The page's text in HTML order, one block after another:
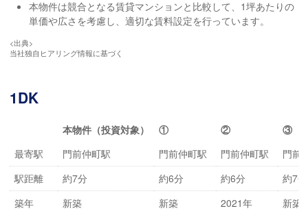
本物件は競合となる賃貸マンションと比較して、1坪あたりの
単価や広さを考慮し、適切な賃料設定を行っています。
<出典>
当社独自ヒアリング情報に基づく
1DK
本物件（投資対象） ① ②
③
最寄駅
門前仲町駅 門前仲町駅 門前仲町駅
門前
駅距離
約7分 約6分 約6分
約7分
築年
新築 新築 2021年
新築